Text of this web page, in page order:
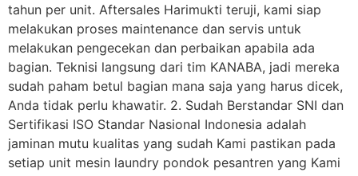
tahun per unit. Aftersales Harimukti teruji, kami siap
melakukan proses maintenance dan servis untuk
melakukan pengecekan dan perbaikan apabila ada
bagian. Teknisi langsung dari tim KANABA, jadi mereka
sudah paham betul bagian mana saja yang harus dicek,
Anda tidak perlu khawatir. 2. Sudah Berstandar SNI dan
Sertifikasi ISO Standar Nasional Indonesia adalah
jaminan mutu kualitas yang sudah Kami pastikan pada
setiap unit mesin laundry pondok pesantren yang Kami